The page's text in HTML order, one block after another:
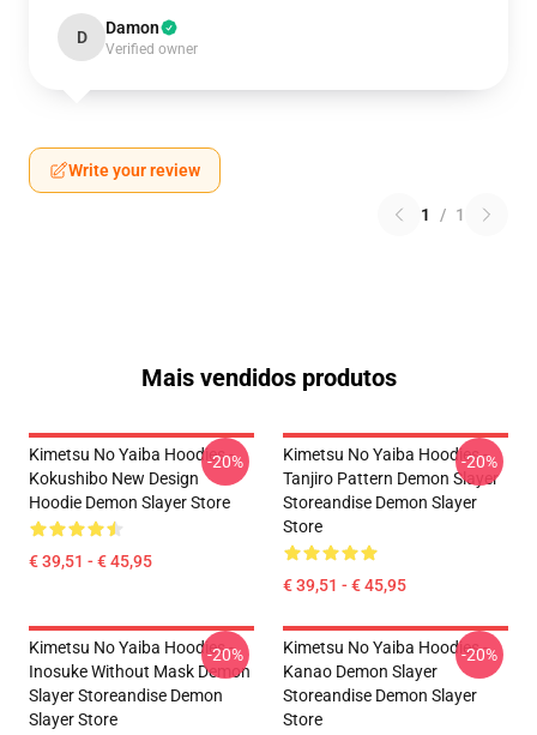
D Damon
Verified owner
Write your review
1 / 1
Mais vendidos produtos
Kimetsu No Yaiba Hoodies -
Kokushibo New Design
Hoodie Demon Slayer Store
€ 39,51 - € 45,95
-20%
Kimetsu No Yaiba Hoodies -
Tanjiro Pattern Demon Slayer
Storeandise Demon Slayer
Store
€ 39,51 - € 45,95
-20%
Kimetsu No Yaiba Hoodies -
Inosuke Without Mask Demon
Slayer Storeandise Demon
Slayer Store
-20%
Kimetsu No Yaiba Hoodies -
Kanao Demon Slayer
Storeandise Demon Slayer
Store
-20%